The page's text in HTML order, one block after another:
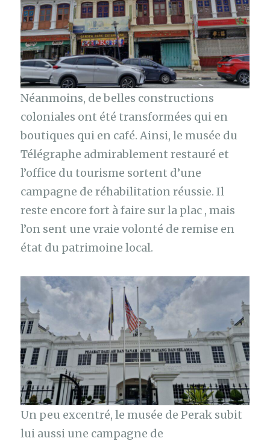
Néanmoins, de belles constructions
coloniales ont été transformées qui en
boutiques qui en café. Ainsi, le musée du
Télégraphe admirablement restauré et
l’office du tourisme sortent d’une
campagne de réhabilitation réussie. Il
reste encore fort à faire sur la plac , mais
l’on sent une vraie volonté de remise en
état du patrimoine local.
Un peu excentré, le musée de Perak subit
lui aussi une campagne de